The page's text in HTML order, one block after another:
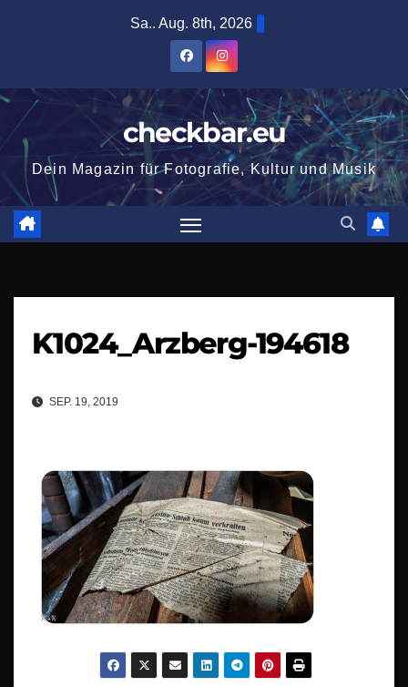
Sa.. Aug. 8th, 2026
checkbar.eu
Dein Magazin für Fotografie, Kultur und Musik
K1024_Arzberg-194618
SEP. 19, 2019